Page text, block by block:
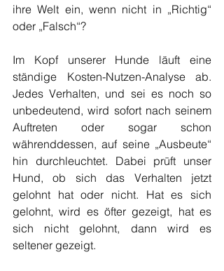
ihre Welt ein, wenn nicht in „Richtig“
oder „Falsch“?
Im Kopf unserer Hunde läuft eine
ständige Kosten-Nutzen-Analyse ab.
Jedes Verhalten, und sei es noch so
unbedeutend, wird sofort nach seinem
Auftreten oder sogar schon
währenddessen, auf seine „Ausbeute“
hin durchleuchtet. Dabei prüft unser
Hund, ob sich das Verhalten jetzt
gelohnt hat oder nicht. Hat es sich
gelohnt, wird es öfter gezeigt, hat es
sich nicht gelohnt, dann wird es
seltener gezeigt.